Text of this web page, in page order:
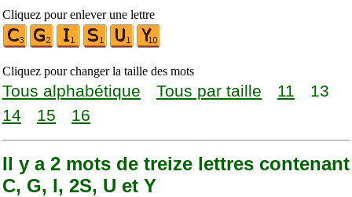
Cliquez pour enlever une lettre
Cliquez pour changer la taille des mots
Tous alphabétique Tous par taille 11
13
14
15 16
Il y a 2 mots de treize lettres contenant
C, G, I, 2S, U et Y